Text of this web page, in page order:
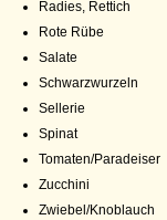
Radies, Rettich
Rote Rübe
Salate
Schwarzwurzeln
Sellerie
Spinat
Tomaten/Paradeiser
Zucchini
Zwiebel/Knoblauch